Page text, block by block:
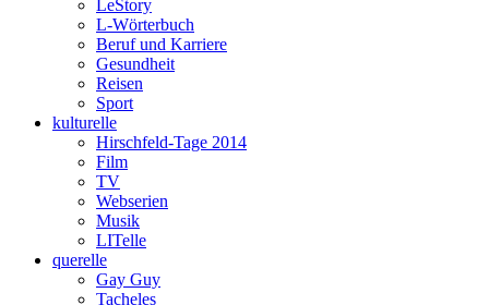
LeStory
L-Wörterbuch
Beruf und Karriere
Gesundheit
Reisen
Sport
kulturelle
Hirschfeld-Tage 2014
Film
TV
Webserien
Musik
LITelle
querelle
Gay Guy
Tacheles